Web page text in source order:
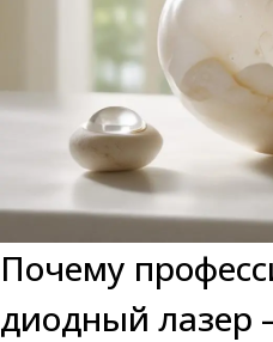
Почему
диодный лазер